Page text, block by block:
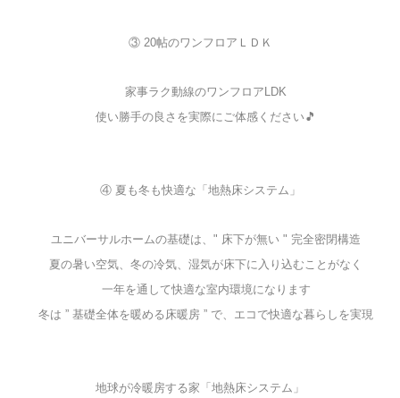
③ 20帖のワンフロアＬＤＫ
家事ラク動線のワンフロアLDK
使い勝手の良さを実際にご体感ください🎵
④ 夏も冬も快適な「地熱床システム」
ユニバーサルホームの基礎は、" 床下が無い " 完全密閉構造
夏の暑い空気、冬の冷気、湿気が床下に入り込むことがなく
一年を通して快適な室内環境になります
冬は ” 基礎全体を暖める床暖房 ” で、エコで快適な暮らしを実現
地球が冷暖房する家「地熱床システム」